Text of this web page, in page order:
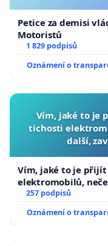
Petice za demisi
Motoristů
1 829 podpisů
Oznámení o
Vím, jaké to je
tichosti
další,
Vím, jaké to je
elektromobilů,
zaveďme slyšitelná
257 podpisů
Oznámení o